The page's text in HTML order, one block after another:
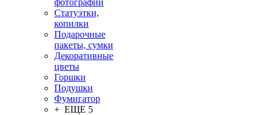
фотографии
Статуэтки,
копилки
Подарочные
пакеты, сумки
Декоративные
цветы
Горшки
Подушки
Фумигатор
+ ЕЩЕ 5